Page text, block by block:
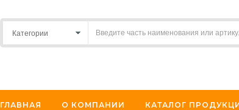
ГЛАВНАЯ О КОМПАНИИ КАТАЛОГ